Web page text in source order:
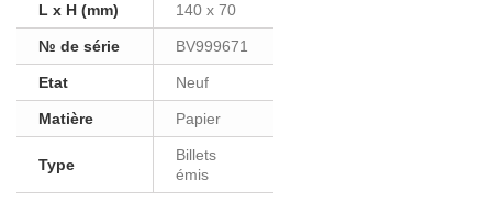
L x H (mm) 140 x 70
№ de série BV999671
Etat Neuf
Matière Papier
Type
Billets
émis